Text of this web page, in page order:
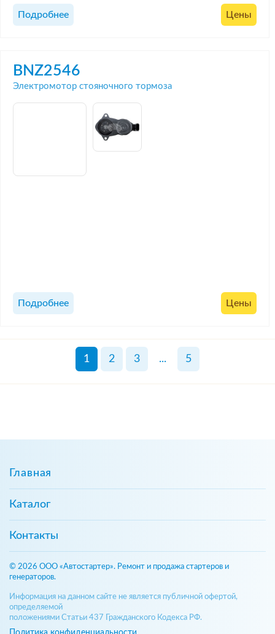
Подробнее Цены
BNZ2546
Электромотор стояночного тормоза
Подробнее Цены
1 2 3 ... 5
Главная
Каталог
Контакты
© 2026 ООО «Автостартер». Ремонт и продажа стартеров и
генераторов.
Информация на данном сайте не является публичной офертой,
определяемой
положениями Статьи 437 Гражданского Кодекса РФ.